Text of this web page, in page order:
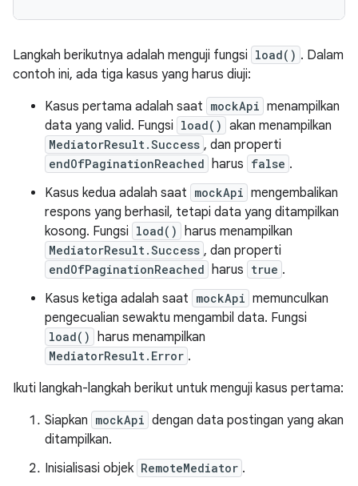
Langkah berikutnya adalah menguji fungsi load() . Dalam
contoh ini, ada tiga kasus yang harus diuji:
Kasus pertama adalah saat mockApi menampilkan
data yang valid. Fungsi load() akan menampilkan
MediatorResult.Success , dan properti
endOfPaginationReached harus false .
Kasus kedua adalah saat mockApi mengembalikan
respons yang berhasil, tetapi data yang ditampilkan
kosong. Fungsi load() harus menampilkan
MediatorResult.Success , dan properti
endOfPaginationReached harus true .
Kasus ketiga adalah saat mockApi memunculkan
pengecualian sewaktu mengambil data. Fungsi
load() harus menampilkan
MediatorResult.Error .
Ikuti langkah-langkah berikut untuk menguji kasus pertama:
Siapkan mockApi dengan data postingan yang akan
ditampilkan.
Inisialisasi objek RemoteMediator .